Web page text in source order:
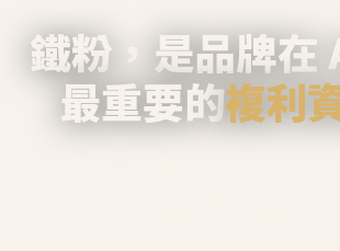
鐵粉，是品牌在
最重要的複利